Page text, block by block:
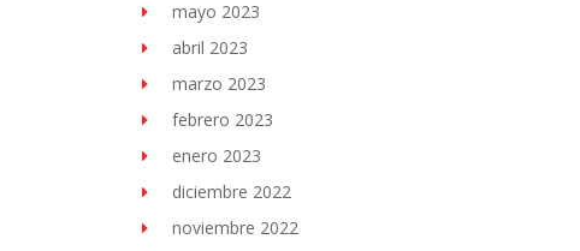
mayo 2023
abril 2023
marzo 2023
febrero 2023
enero 2023
diciembre 2022
noviembre 2022